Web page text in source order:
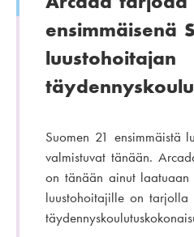
ensimmäisenä
luustohoitajan
Suomen 21 ensimmäistä
valmistuvat tänään.
on tänään ainut laatuaan
luustohoitajille on tarjolla